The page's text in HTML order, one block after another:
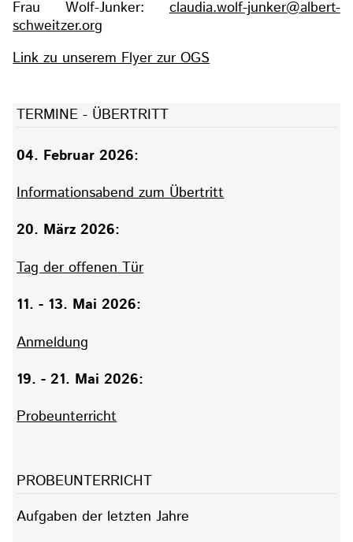
Frau Wolf-Junker:claudia.wolf-junker@albert-
schweitzer.org
Link zu unserem Flyer zur OGS
TERMINE - ÜBERTRITT
04. Februar 2026:
Informationsabend zum Übertritt
20. März 2026:
Tag der offenen Tür
11. - 13. Mai 2026:
Anmeldung
19. - 21. Mai 2026:
Probeunterricht
PROBEUNTERRICHT
Aufgaben der letzten Jahre